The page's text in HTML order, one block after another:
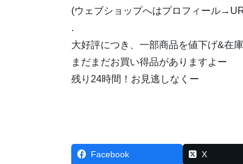
(ウェブショップへはプロフィール
.
大好評につき、一部商品を値下げ&在
まだまだお買い得品がありますよー
残り24時間！お見逃しなくー
Facebook X